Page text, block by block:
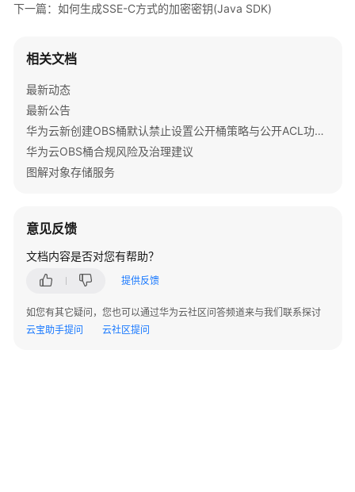
入
用
户
指
南
配
置
工
具
下一篇：如何生成SSE-C方式的加密密钥(Java SDK)
相关文档
最新动态
最新公告
华为云新创建OBS桶默认禁止设置公开桶策略与公开ACL功能通知
华为云OBS桶合规风险及治理建议
图解对象存储服务
意见反馈
文档内容是否对您有帮助？
提供反馈
如您有其它疑问，您也可以通过华为云社区问答频道来与我们联系探讨
云宝助手提问
云社区提问